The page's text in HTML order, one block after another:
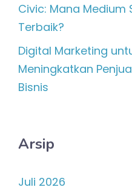
Civic: Mana
Terbaik?
Digital Marketing
Meningkatkan
Bisnis
Arsip
Juli 2026